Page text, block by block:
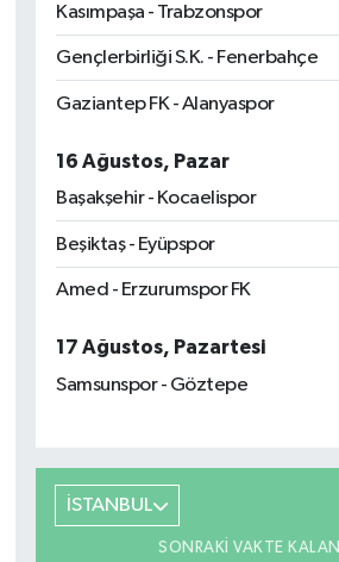
Kasımpaşa - Trabzonspor
Gençlerbirliği S.K. - Fenerbahçe
Gaziantep FK - Alanyaspor
16 Ağustos, Pazar
Başakşehir - Kocaelispor
Beşiktaş - Eyüpspor
Amed - Erzurumspor FK
17 Ağustos, Pazartesi
Samsunspor - Göztepe
İSTANBUL
SONRAKI VAKTE KALAN